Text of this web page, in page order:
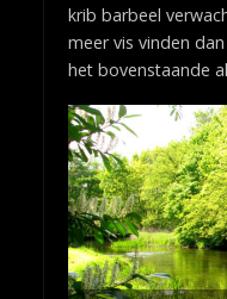
krib barbeel
meer vis vinden
het bovenstaande